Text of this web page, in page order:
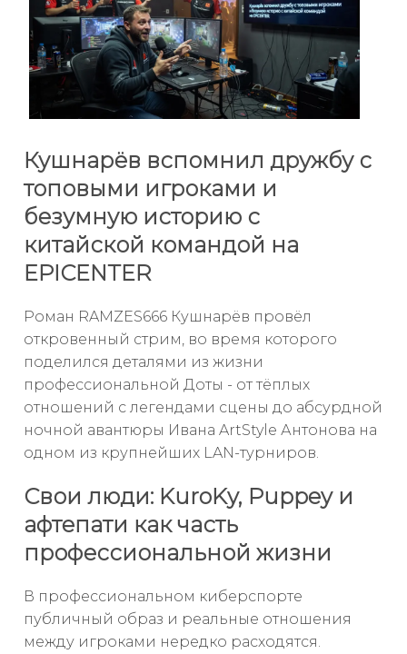
Кушнарёв вспомнил дружбу с
топовыми игроками и
безумную историю с
китайской командой на
EPICENTER
Роман RAMZES666 Кушнарёв провёл
откровенный стрим, во время которого
поделился деталями из жизни
профессиональной Доты - от тёплых
отношений с легендами сцены до абсурдной
ночной авантюры Ивана ArtStyle Антонова на
одном из крупнейших LAN-турниров.
Свои люди: KuroKy, Puppey и
афтепати как часть
профессиональной жизни
В профессиональном киберспорте
публичный образ и реальные отношения
между игроками нередко расходятся.